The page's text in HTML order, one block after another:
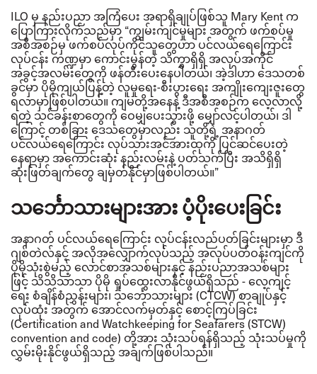
ILO မှ နည်းပညာ အကြံပေး အရာရှိချုပ်ဖြစ်သူ Mary Kent က
ပြောကြားလိုက်သည်မှာ “ကျွမ်းကျင်မှုများ အတွက် ဖက်စပ်မှု
အစီအစဉ်မှ ဖက်စပ်လုပ်ကိုင်သူတွေဟာ ပင်လယ်ရေကြောင်း
လုပ်ငန်း ကဏ္ဍမှာ ကောင်းမွန်တဲ့ သိက္ခာရှိရှိ အလုပ်အကိုင်
အခွင့်အလမ်းတွေကို ဖန်တီးပေးနေပါတယ်၊ အဲ့ဒါဟာ ဒေသတစ်
ခွင်မှာ ပိုမိုကျယ်ပြန့်တဲ့ လူမှုရေး-စီးပွားရေး အကျိုးကျေးဇူးတွေ
ရလာမှာဖြစ်ပါတယ်။ ကျမတို့အနေနဲ့ ဒီအစီအစဉ်က လေ့လာလို့
ရတဲ့ သင်ခန်းစာတွေကို ဝေမျှပေးသွားဖို့ မျှော်လင့်ပါတယ်၊ ဒါ
ကြောင့် တစ်ခြား ဒေသတွေမှာလည်း သူတို့ရဲ့ အနာဂတ်
ပင်လယ်ရေကြောင်း လုပ်သားအင်အားထုကို ပြင်ဆင်ပေးတဲ့
နေရာမှာ အကောင်းဆုံး နည်းလမ်းနဲ့ ပတ်သက်ပြီး အသိရှိရှိ
ဆုံးဖြတ်ချက်တွေ ချမှတ်နိုင်မှာဖြစ်ပါတယ်။”
သင်္ဘောသားများအား ပံ့ပိုးပေးခြင်း
အနာဂတ် ပင်လယ်ရေကြောင်း လုပ်ငန်းလည်ပတ်ခြင်းများမှာ ဒီ
ဂျစ်တဲလ်နှင့် အလိုအလျှောက်လုပ်သည့် အလုပ်ပတ်ဝန်းကျင်ကို
ပိုမိုသုံးစွဲမည့် လောင်စာအသစ်များနှင့် နည်းပညာအသစ်များ
ဖြင့် သိသိသာသာ ပိုမို ရှုပ်ထွေးလာနိုင်ဖွယ်ရှိသည် - လေ့ကျင့်
ရေး စံချိန်စံညွှန်းများ၊ သင်္ဘောသားများ (CTCW)စာချုပ်နှင့်
လုပ်ထုံး အတွက် အောင်လက်မှတ်နှင့် စောင့်ကြပ်ခြင်း
(Certification and Watchkeeping for Seafarers (STCW)
convention and code) တို့အား သုံးသပ်ရန်ရှိသည့် သုံးသပ်မှုကို
လွှမ်းမိုးနိုင်ဖွယ်ရှိသည့် အချက်ဖြစ်ပါသည်။